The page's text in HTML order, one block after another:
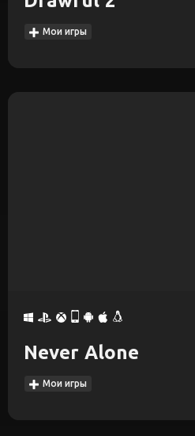
Мои игры
Never Alone
Мои игры